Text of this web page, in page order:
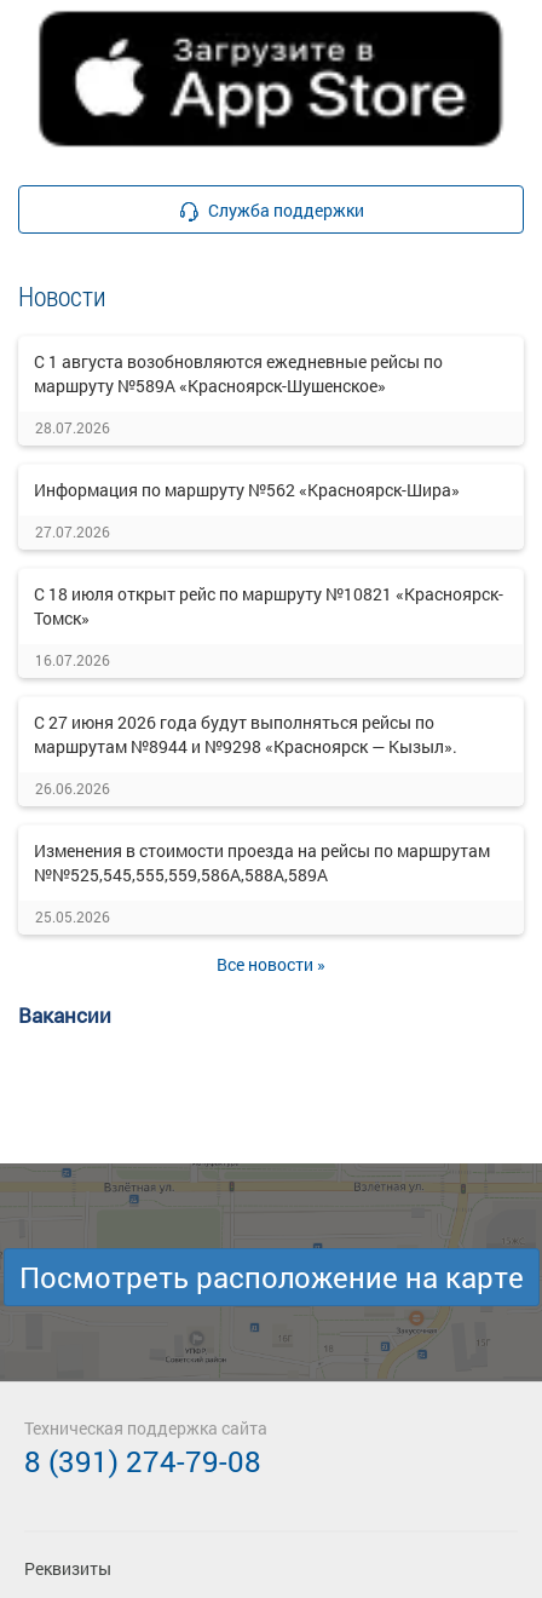
Служба поддержки
Новости
С 1 августа возобновляются ежедневные рейсы по
маршруту №589А «Красноярск-Шушенское»
28.07.2026
Информация по маршруту №562 «Красноярск-Шира»
27.07.2026
С 18 июля открыт рейс по маршруту №10821 «Красноярск-
Томск»
16.07.2026
С 27 июня 2026 года будут выполняться рейсы по
маршрутам №8944 и №9298 «Красноярск — Кызыл».
26.06.2026
Изменения в стоимости проезда на рейсы по маршрутам
№№525,545,555,559,586А,588А,589А
25.05.2026
Все новости »
Вакансии
Посмотреть расположение на карте
Реквизиты
Техническая поддержка сайта
8 (391) 274-79-08